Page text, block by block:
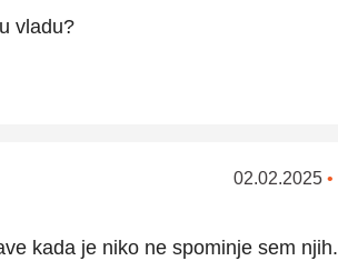
vladu?
02.02.2025 •
kada je niko ne spominje sem njih.